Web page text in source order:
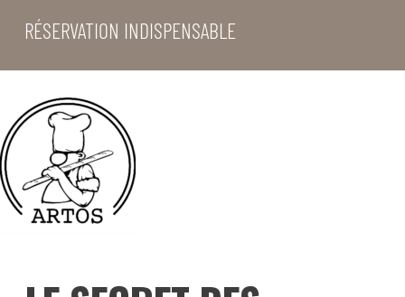
RÉSERVATION INDISPENSABLE